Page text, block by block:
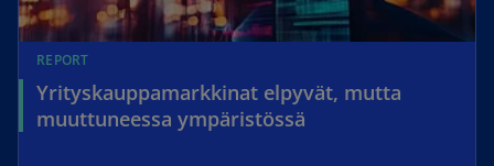
REPORT
Yrityskauppamarkkinat elpyvät, mutta
muuttuneessa ympäristössä